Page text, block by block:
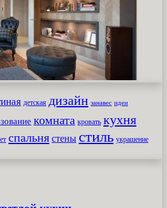
детская дизайн занавес идеи
комната кровать кухня
спальня стены стиль украшение